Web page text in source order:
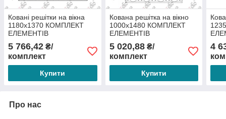
Ковані решітки на вікна
1180х1370 КОМПЛЕКТ
ЕЛЕМЕНТІВ
5 766,42 ₴/
комплект
Купити
Кована решітка на вікно
1000х1480 КОМПЛЕКТ
ЕЛЕМЕНТІВ
5 020,88₴/
комплект
Купити
4
Про нас